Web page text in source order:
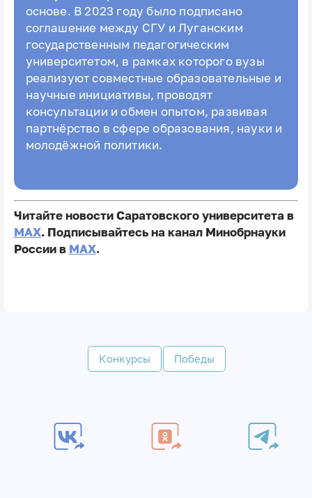
основе. В 2023 году было подписано
соглашение между СГУ и Луганским
государственным педагогическим
университетом, в рамках которого вузы
реализуют совместные образовательные и
научные инициативы, проводят
консультации и обмен опытом, развивая
партнёрство в сфере образования, науки и
молодёжной политики.
Читайте новости Саратовского университета в
MAX. Подписывайтесь на канал Минобрнауки
России в MAX.
Конкурсы Победы